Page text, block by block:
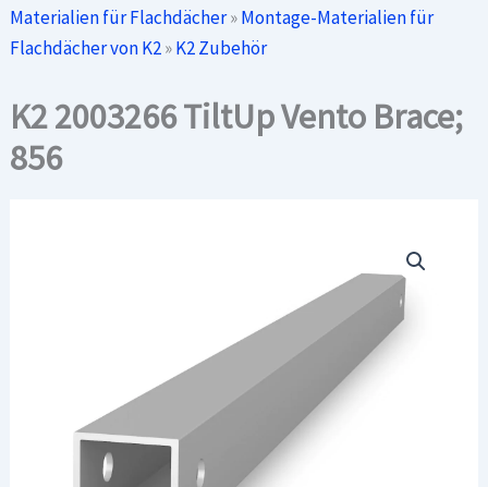
Materialien für Flachdächer»Montage-Materialien für
Flachdächer von K2»K2 Zubehör
K2 2003266 TiltUp Vento Brace;
856